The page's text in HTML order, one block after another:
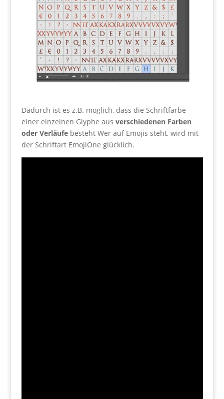
Dadurch ist es z.B. möglich, dass die Schriftfarbe
einer einzelnen Glyphe aus verschiedenen Farben
oder Verläufebesteht Wer auf Emojis steht, wird mit
der Schriftart EmojiOne glücklich.